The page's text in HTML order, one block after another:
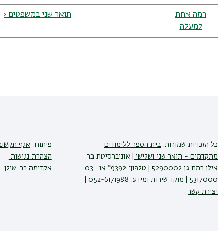
רמה אחת
למעלה
תואר שני במשפטים ‹
כל הזכויות שמורות:בית הספר ללימודים
מתקדמים - תואר שני ושלישי
| אוניברסיטת בר
אילן רמת גן 5290002 | טלפון: 9392* או 03-
5317000 | מוקד שירות ומידע: 052-6171988 |
יצירת קשר
פיתוח: אגף
הצהרת נגישות
אקדימה בר-אילן